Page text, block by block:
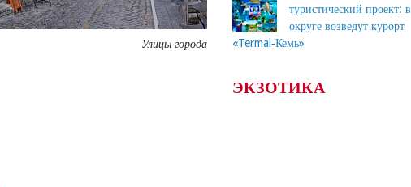
Улицы города
туристический проект:
округе возведут курорт
«Termal‑Кемь»
ЭКЗОТИКА